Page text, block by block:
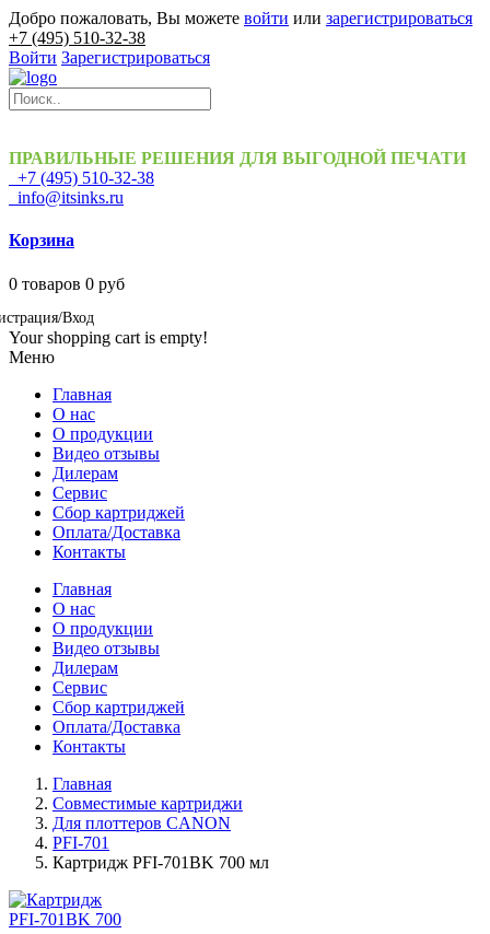
Добро пожаловать, Вы можете войти или зарегистрироваться
+7 (495) 510-32-38
Войти Зарегистрироваться
ПРАВИЛЬНЫЕ РЕШЕНИЯ ДЛЯ ВЫГОДНОЙ ПЕЧАТИ
+7 (495) 510-32-38
info@itsinks.ru
Корзина
0 товаров 0 руб
Вход
Your shopping cart is empty!
Меню
Главная
О нас
О продукции
Видео отзывы
Дилерам
Сервис
Сбор картриджей
Оплата/Доставка
Контакты
Главная
О нас
О продукции
Видео отзывы
Дилерам
Сервис
Сбор картриджей
Оплата/Доставка
Контакты
Главная
Совместимые картриджи
Для плоттеров CANON
PFI-701
Картридж PFI-701BK 700 мл